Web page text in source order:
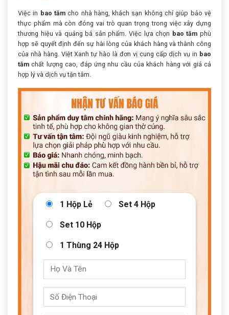
Việc in bao tămcho nhà hàng, khách sạn không chỉ giúp bảo vệ
thực phẩm mà còn đóng vai trò quan trọng trong việc xây dựng
thương hiệu và quảng bá sản phẩm. Việc lựa chọn bao tăm phù
hợp sẽ quyết định đến sự hài lòng của khách hàng và thành công
của nhà hàng. Việt Xanh tự hào là đơn vị cung cấp dịch vụ in bao
tăm chất lượng cao, đáp ứng nhu cầu của khách hàng với giá cả
hợp lý và dịch vụ tận tâm.
1 Hộp Lẻ Set 4 Hộp
Set 10 Hộp
1 Thùng 24 Hộp